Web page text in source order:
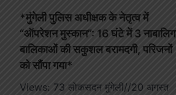
*मुंगेली पुलिस अधीक्षक के नेतृत्व में
“ऑपरेशन मुस्कान”: 16 घंटे में 3 नाबालिग
बालिकाओं की सकुशल बरामदगी, परिजनों
को सौंपा गया*
Views: 73 लोकसदन मुंगेली//20 अगस्त